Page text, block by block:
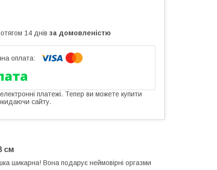
14 днів за домовленістю
платежі. Тепер ви можете купити
сайту.
см
шикарна! Вона подарує неймовірні оргазми